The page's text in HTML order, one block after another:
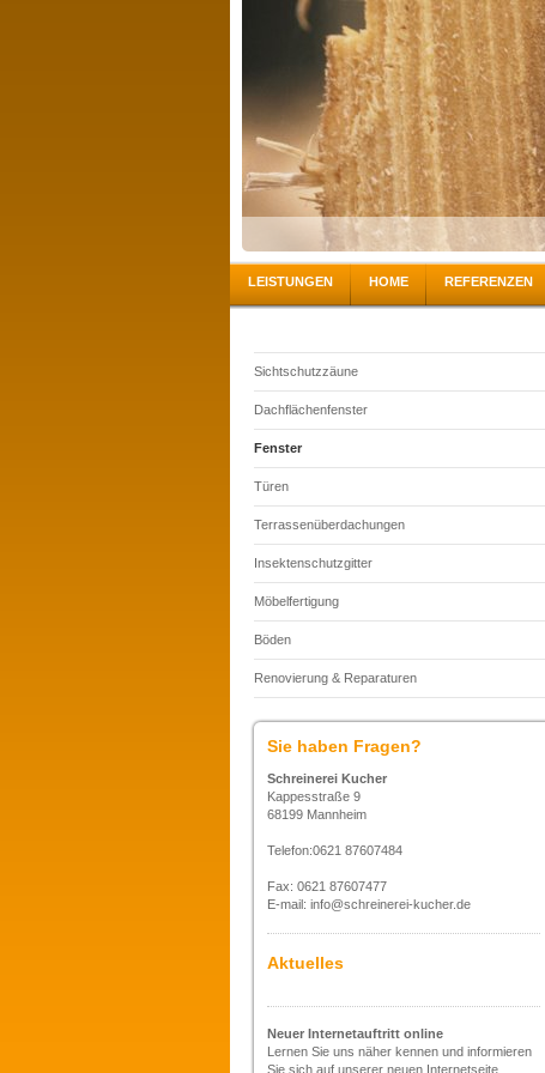
LEISTUNGEN HOME REFERENZEN
Sichtschutzzäune
Dachflächenfenster
Fenster
Türen
Terrassenüberdachungen
Insektenschutzgitter
Möbelfertigung
Böden
Renovierung & Reparaturen
Sie haben Fragen?
Schreinerei Kucher
Kappesstraße 9
68199 Mannheim
Telefon:0621 87607484
Fax: 0621 87607477
E-mail: info@schreinerei-kucher.de
Aktuelles
Neuer Internetauftritt online
Lernen Sie uns näher kennen und informieren
Sie sich auf unserer neuen Internetseite.